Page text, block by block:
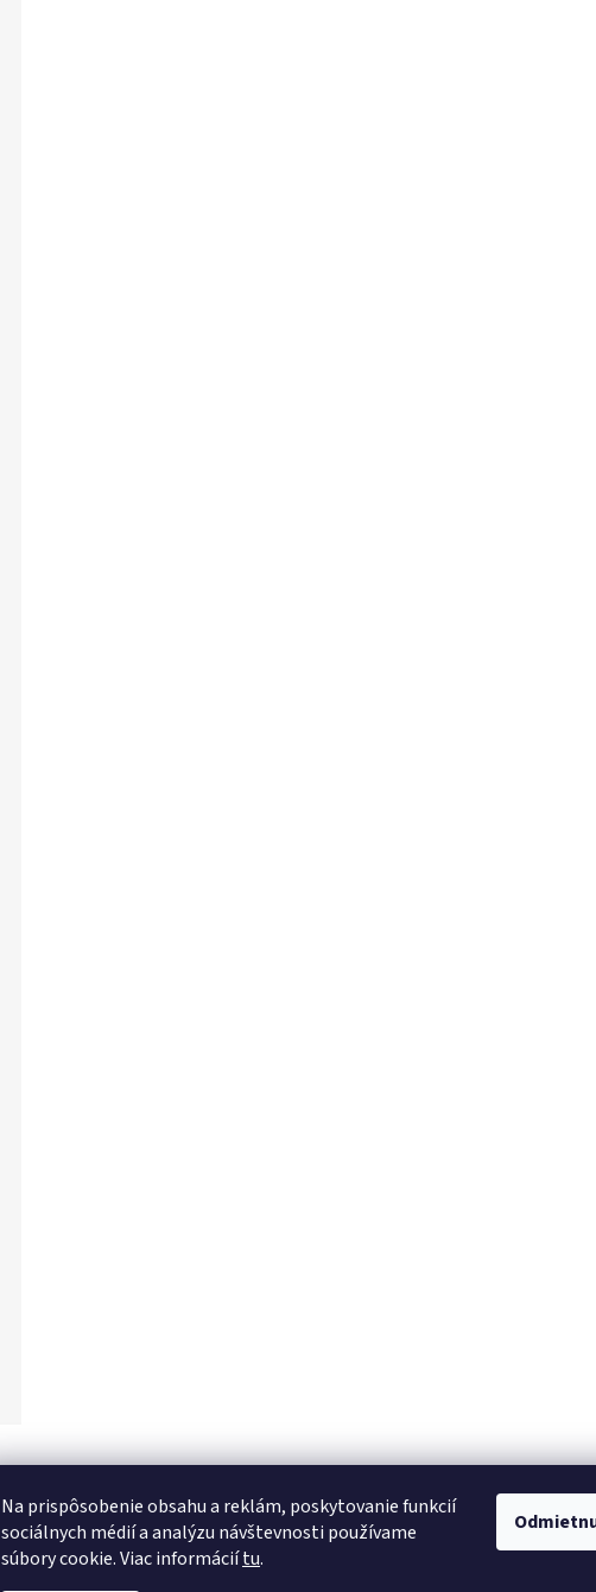
Na prispôsobenie obsahu a reklám, poskytovanie funkcií
sociálnych médií a analýzu návštevnosti používame
súbory cookie. Viac informáciítu.